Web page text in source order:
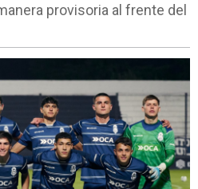
provisoria al frente del